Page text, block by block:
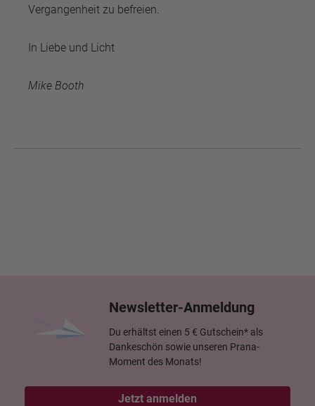
Vergangenheit zu befreien.
In Liebe und Licht
Mike Booth
Newsletter-Anmeldung
Du erhältst einen 5 € Gutschein* als
Dankeschön sowie unseren Prana-
Moment des Monats!
Jetzt anmelden